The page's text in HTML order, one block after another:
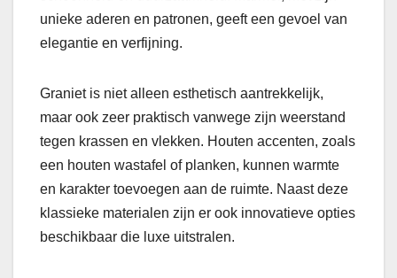
unieke aderen en patronen, geeft een gevoel van
elegantie en verfijning.
Graniet is niet alleen esthetisch aantrekkelijk,
maar ook zeer praktisch vanwege zijn weerstand
tegen krassen en vlekken. Houten accenten, zoals
een houten wastafel of planken, kunnen warmte
en karakter toevoegen aan de ruimte. Naast deze
klassieke materialen zijn er ook innovatieve opties
beschikbaar die luxe uitstralen.